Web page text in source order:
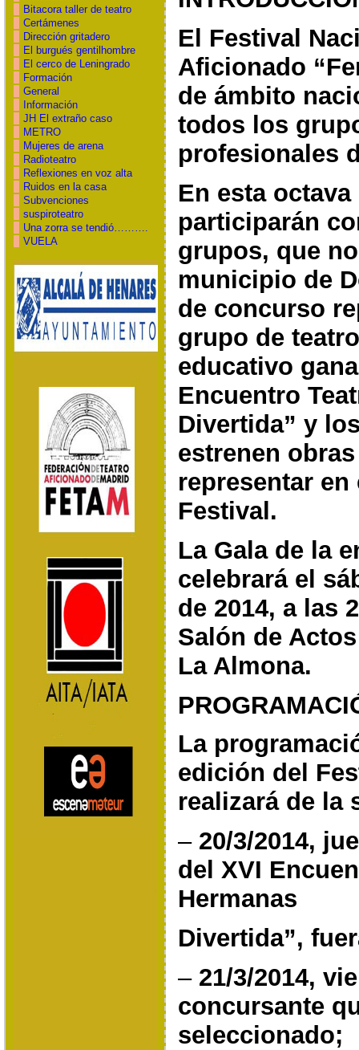
Bitacora taller de teatro
Certámenes
Dirección gritadero
El burgués gentilhombre
El cerco de Leningrado
Formación
General
Información
JH El extraño caso
METRO
Mujeres de arena
Radioteatro
Reflexiones en voz alta
Ruidos en la casa
Subvenciones
suspiroteatro
Una zorra se tendió……….
VUELA
El Festival
Aficionado
de ámbito
todos los
profesionales
En esta
participarán
grupos, que
municipio de
de concurso
grupo de
educativo
Encuentro
Divertida” y
estrenen
representar en
Festival.
La Gala de la
celebrará el
de 2014, a las
Salón de
La Almona.
La
edición del
realizará de la
– 20/3/2014,
del XVI
Hermanas
Divertida”,
– 21/3/2014,
concursante
seleccionado;